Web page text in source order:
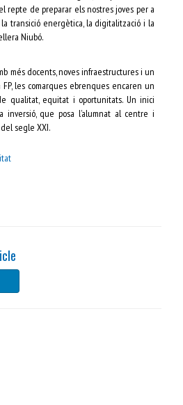
repte de preparar els nostres joves per a
transició energètica, la digitalització i la
Niubó.
més docents, noves infraestructures i un
les comarques ebrenques encaren un
qualitat, equitat i oportunitats. Un inici
inversió, que posa l’alumnat al centre i
segle XXI.